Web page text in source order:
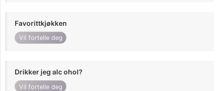
Favorittkjøkken
Vil fortelle deg
Drikker jeg alc ohol?
Vil fortelle deg